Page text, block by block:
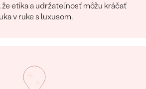
etika a udržateľnosť môžu kráčať
v ruke s luxusom.